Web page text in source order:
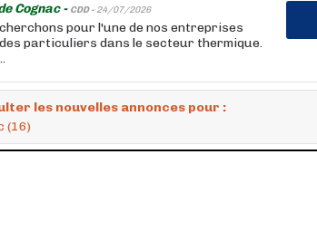
Cognac - CDD - 24/07/2026
pour l'une de nos entreprises
particuliers dans le secteur thermique.
les nouvelles annonces pour :
(16)